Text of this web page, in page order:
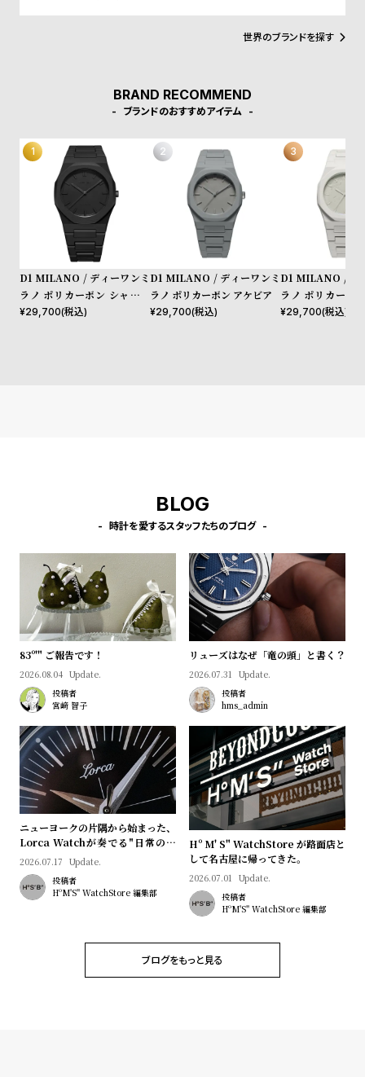
g
p
P
e
時
計
保
証
プ
ラ
ス
刻
印
サ
ー
ビ
ス
よ
あ
る
質
お
い
合
わ
義する若いイタリアンブランドのトップ10にノミネートされまし
た。その中にはGQやVogue、Elle、Esquireなどファッション業界
世界のブランドを探す
BRAND RECOMMEND
ブランドのおすすめアイテム
D1 MILANO / ディーワンミ
ラノ ポリカーボン シャドウ
プロジェクトシャドウ
¥29,700(税込)
D1 MILANO / ディーワンミ
ラノ ポリカーボン アケビア
¥29,700(税込)
D1 MILANO / デ
ラノ ポリカーボ
ント
¥29,700(税込)
BLOG
時計を愛するスタッフたちのブログ
83º'" ご報告です！
2026.08.04 Update.
投稿者
宮﨑 智子
リューズはなぜ「竜の頭」と書く？
2026.07.31 Update.
投稿者
hms_admin
ニューヨークの片隅から始まった、
Lorca Watchが奏でる"日常のロ
マン"｜Brand Picks #08
2026.07.17 Update.
投稿者
HºM'S" WatchStore 編集部
Hº M' S" WatchStore が路面店と
して名古屋に帰ってきた。
2026.07.01 Update.
投稿者
HºM'S" WatchStore 編集部
ブログをもっと見る